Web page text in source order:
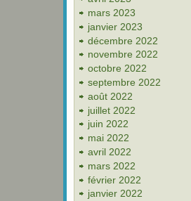
mars 2023
janvier 2023
décembre 2022
novembre 2022
octobre 2022
septembre 2022
août 2022
juillet 2022
juin 2022
mai 2022
avril 2022
mars 2022
février 2022
janvier 2022